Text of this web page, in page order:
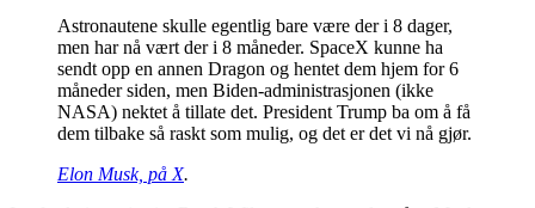
Astronautene skulle egentlig bare være der i 8 dager,
men har nå vært der i 8 måneder. SpaceX kunne ha
sendt opp en annen Dragon og hentet dem hjem for 6
måneder siden, men Biden-administrasjonen (ikke
NASA) nektet å tillate det. President Trump ba om å få
dem tilbake så raskt som mulig, og det er det vi nå gjør.
Elon Musk, på X.